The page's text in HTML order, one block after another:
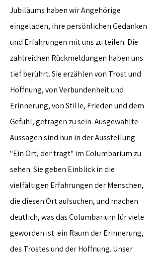
Jubiläums haben wir Angehörige
eingeladen, ihre persönlichen Gedanken
und Erfahrungen mit uns zu teilen. Die
zahlreichen Rückmeldungen haben uns
tief berührt. Sie erzählen von Trost und
Hoffnung, von Verbundenheit und
Erinnerung, von Stille, Frieden und dem
Gefühl, getragen zu sein. Ausgewählte
Aussagen sind nun in der Ausstellung
"Ein Ort, der trägt" im Columbarium zu
sehen. Sie geben Einblick in die
vielfältigen Erfahrungen der Menschen,
die diesen Ort aufsuchen, und machen
deutlich, was das Columbarium für viele
geworden ist: ein Raum der Erinnerung,
des Trostes und der Hoffnung. Unser